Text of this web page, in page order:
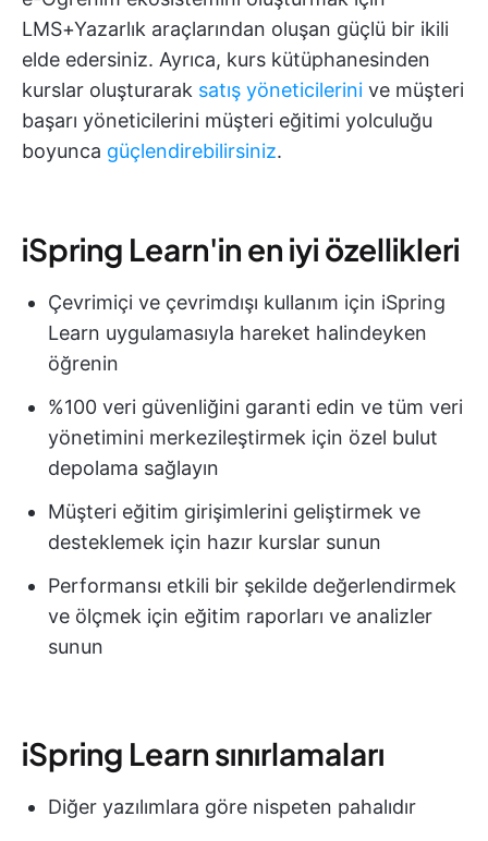
LMS+Yazarlık araçlarından oluşan güçlü bir ikili
elde edersiniz. Ayrıca, kurs kütüphanesinden
kurslar oluşturarak satış yöneticilerini ve müşteri
başarı yöneticilerini müşteri eğitimi yolculuğu
boyunca güçlendirebilirsiniz.
iSpring Learn'in en iyi özellikleri
Çevrimiçi ve çevrimdışı kullanım için iSpring
Learn uygulamasıyla hareket halindeyken
öğrenin
%100 veri güvenliğini garanti edin ve tüm veri
yönetimini merkezileştirmek için özel bulut
depolama sağlayın
Müşteri eğitim girişimlerini geliştirmek ve
desteklemek için hazır kurslar sunun
Performansı etkili bir şekilde değerlendirmek
ve ölçmek için eğitim raporları ve analizler
sunun
iSpring Learn sınırlamaları
Diğer yazılımlara göre nispeten pahalıdır